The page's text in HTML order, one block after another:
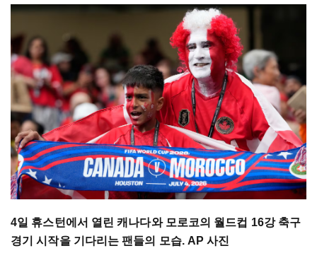
4일 휴스턴에서 열린 캐나다와 모로코의 월드컵 16강 축구
경기 시작을 기다리는 팬들의 모습. AP 사진